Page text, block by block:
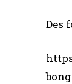
Des